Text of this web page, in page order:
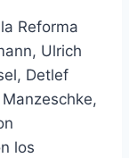
Reforma
Ulrich
Detlef
los